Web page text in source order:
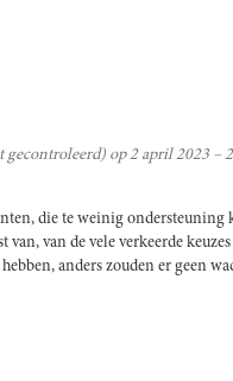
gecontroleerd) op 2 april 2023 –
die te weinig
van, van de vele verkeerde
anders zouden er geen